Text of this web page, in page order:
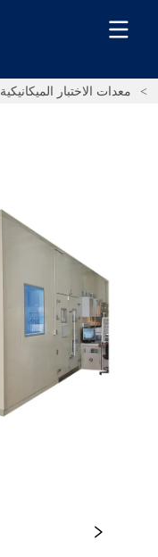
> معدات الاختبار الميكانيكية